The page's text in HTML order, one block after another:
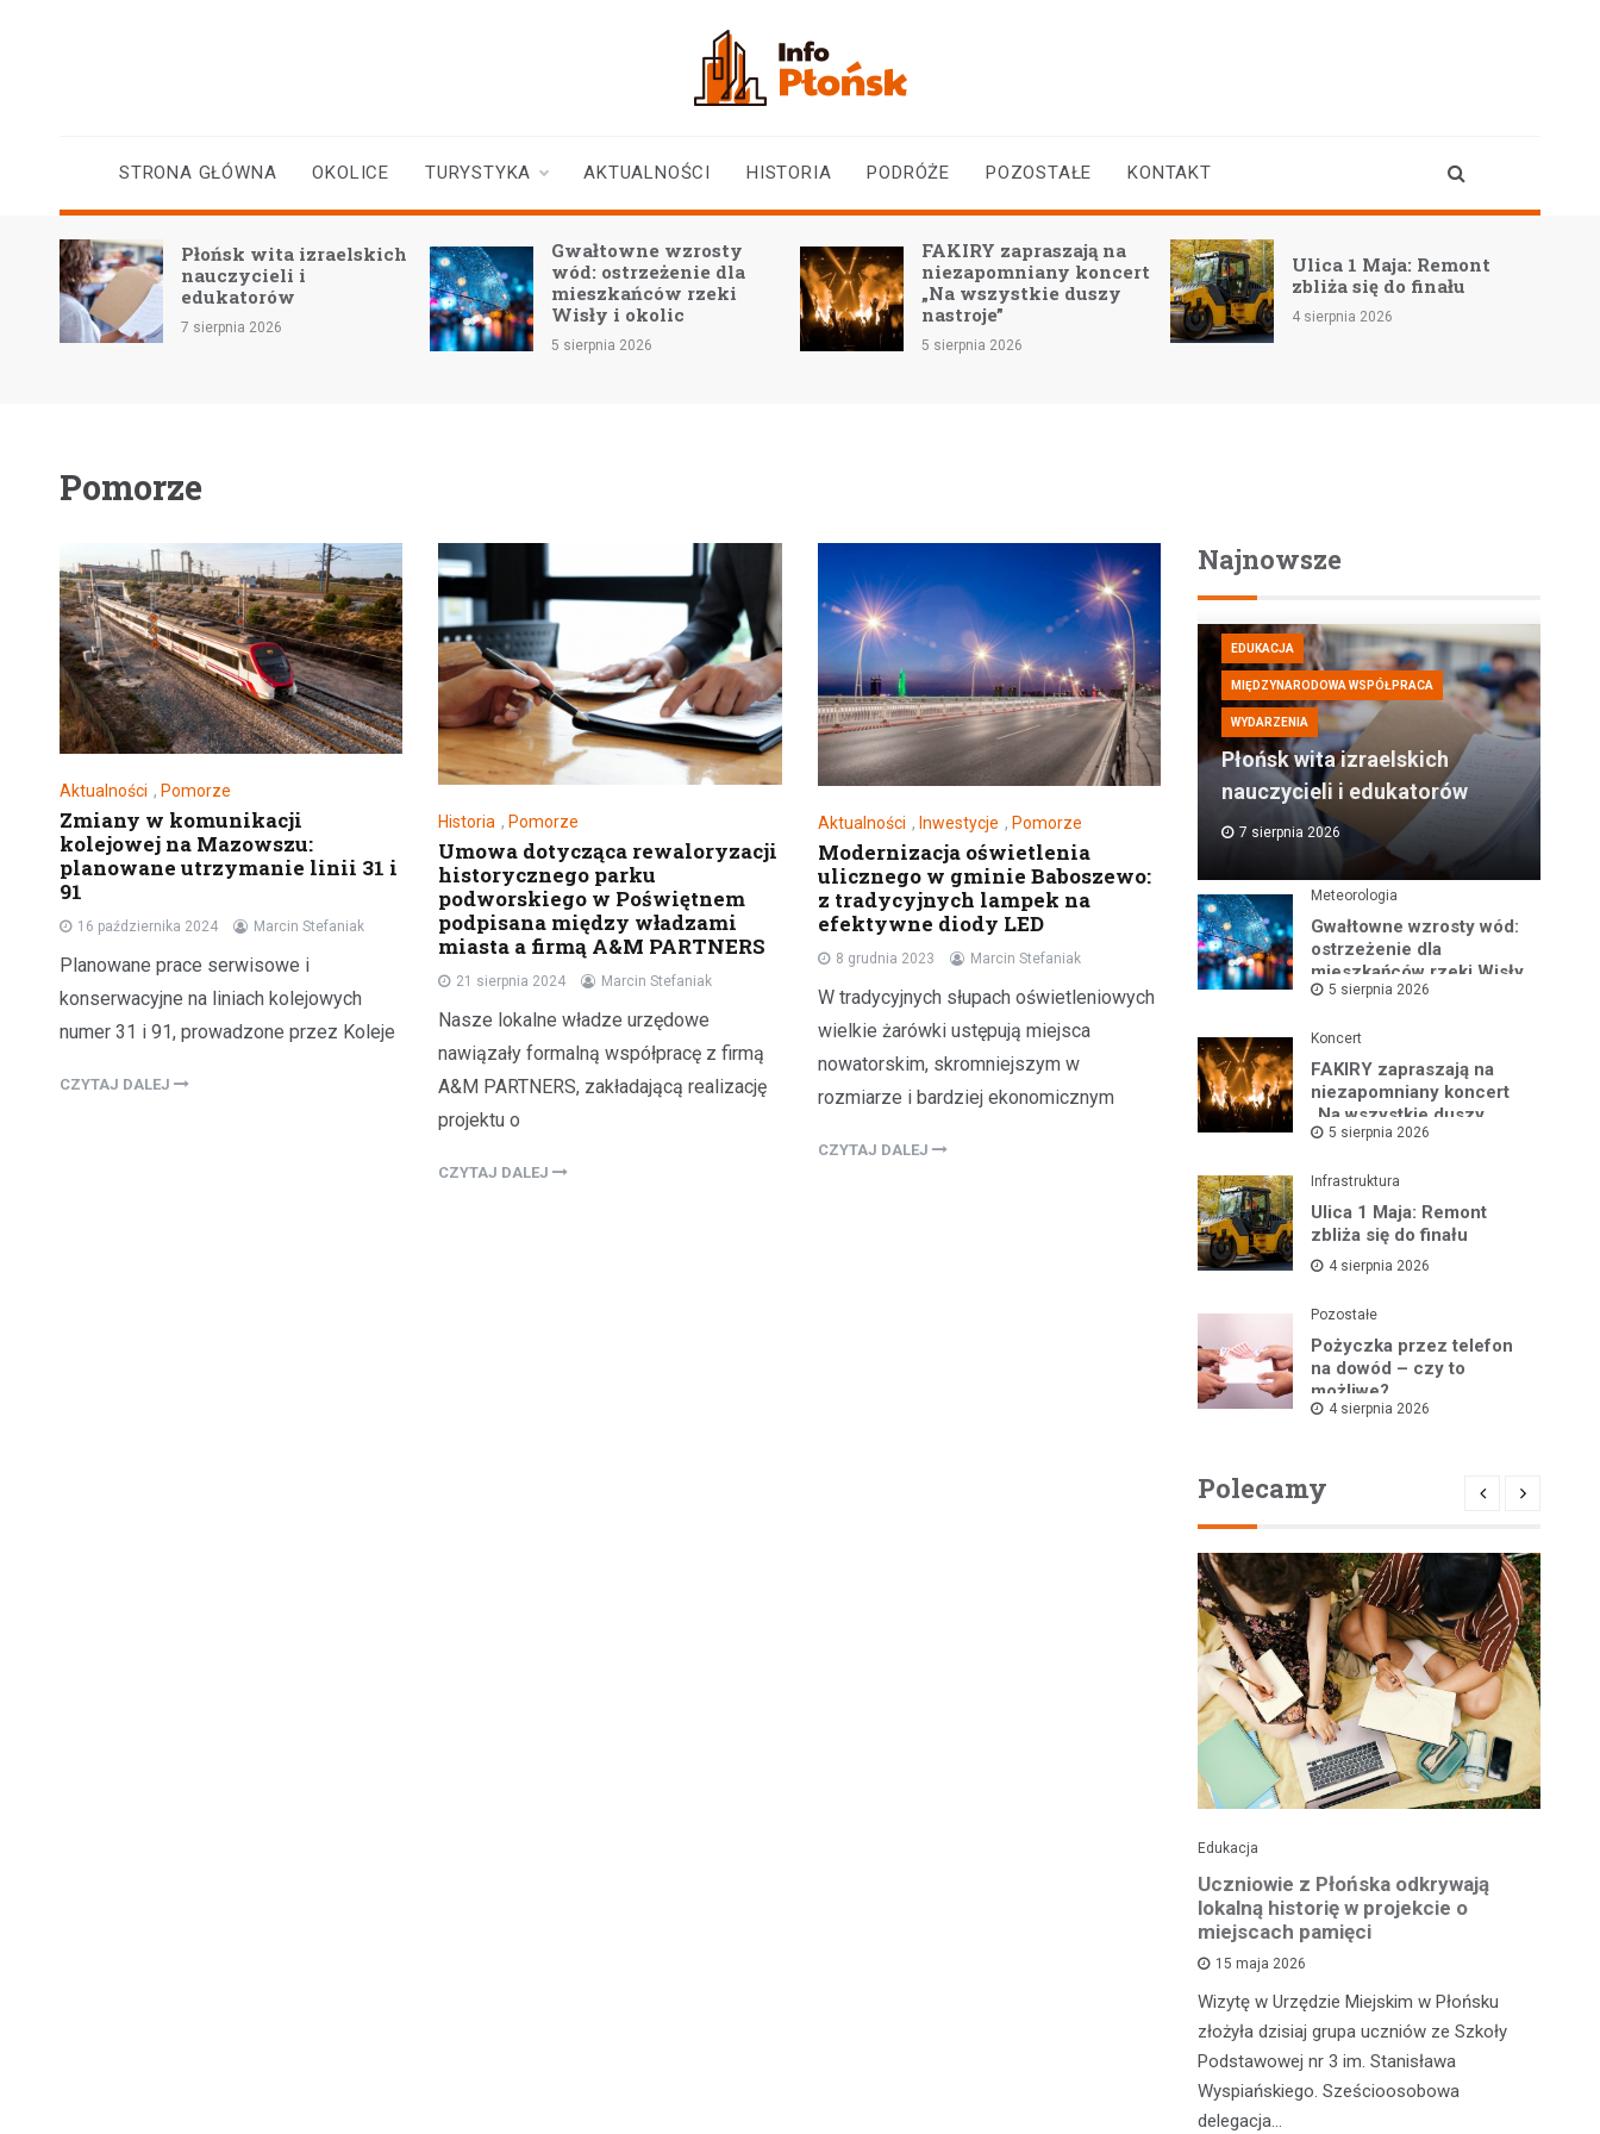
STRONA GŁÓWNA OKOLICE TURYSTYKA AKTUALNOŚCI HISTORIA PODRÓŻE POZOSTAŁE KONTAKT
Płońsk wita izraelskich
nauczycieli i
edukatorów
7 sierpnia 2026
Gwałtowne wzrosty
wód: ostrzeżenie dla
mieszkańców rzeki
Wisły i okolic
5 sierpnia 2026
FAKIRY zapraszają na
niezapomniany koncert
„Na wszystkie duszy
nastroje”
5 sierpnia 2026
Ulica 1 Maja: Remont
zbliża się do finału
4 sierpnia 2026
Pomorze
Aktualności , Pomorze
Zmiany w komunikacji
kolejowej na Mazowszu:
planowane utrzymanie linii 31 i
91
16 października 2024 Marcin Stefaniak
Planowane prace serwisowe i
konserwacyjne na liniach kolejowych
numer 31 i 91, prowadzone przez Koleje
CZYTAJ DALEJ
Historia , Pomorze
Umowa dotycząca rewaloryzacji
historycznego parku
podworskiego w Poświętnem
podpisana między władzami
miasta a firmą A&M PARTNERS
21 sierpnia 2024 Marcin Stefaniak
Nasze lokalne władze urzędowe
nawiązały formalną współpracę z firmą
A&M PARTNERS, zakładającą realizację
projektu o
CZYTAJ DALEJ
Aktualności , Inwestycje , Pomorze
Modernizacja oświetlenia
ulicznego w gminie Baboszewo:
z tradycyjnych lampek na
efektywne diody LED
8 grudnia 2023 Marcin Stefaniak
W tradycyjnych słupach oświetleniowych
wielkie żarówki ustępują miejsca
nowatorskim, skromniejszym w
rozmiarze i bardziej ekonomicznym
CZYTAJ DALEJ
Najnowsze
EDUKACJA
MIĘDZYNARODOWA WSPÓŁPRACA
WYDARZENIA
Płońsk wita izraelskich
nauczycieli i edukatorów
7 sierpnia 2026
Meteorologia
Gwałtowne wzrosty wód:
ostrzeżenie dla
mieszkańców rzeki Wisły
i okolic
5 sierpnia 2026
Koncert
FAKIRY zapraszają na
niezapomniany koncert
„Na wszystkie duszy
nastroje”
5 sierpnia 2026
Infrastruktura
Ulica 1 Maja: Remont
zbliża się do finału
4 sierpnia 2026
Pozostałe
Pożyczka przez telefon
na dowód – czy to
możliwe?
4 sierpnia 2026
Polecamy
Edukacja
Uczniowie z Płońska odkrywają
lokalną historię w projekcie o
miejscach pamięci
15 maja 2026
Wizytę w Urzędzie Miejskim w Płońsku
złożyła dzisiaj grupa uczniów ze Szkoły
Podstawowej nr 3 im. Stanisława
Wyspiańskiego. Sześcioosobowa
delegacja…